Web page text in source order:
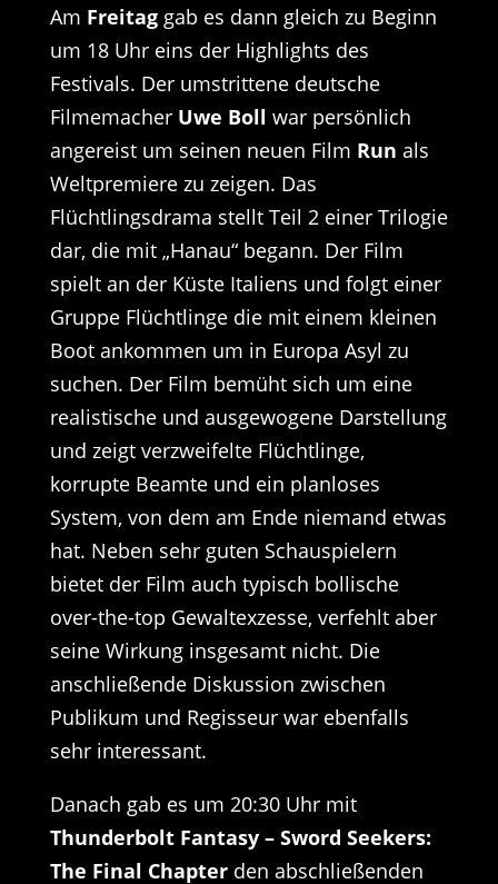
Am Freitaggab es dann gleich zu Beginn
um 18 Uhr eins der Highlights des
Festivals. Der umstrittene deutsche
Filmemacher Uwe Boll war persönlich
angereist um seinen neuen Film Run als
Weltpremiere zu zeigen. Das
Flüchtlingsdrama stellt Teil 2 einer Trilogie
dar, die mit „Hanau“ begann. Der Film
spielt an der Küste Italiens und folgt einer
Gruppe Flüchtlinge die mit einem kleinen
Boot ankommen um in Europa Asyl zu
suchen. Der Film bemüht sich um eine
realistische und ausgewogene Darstellung
und zeigt verzweifelte Flüchtlinge,
korrupte Beamte und ein planloses
System, von dem am Ende niemand etwas
hat. Neben sehr guten Schauspielern
bietet der Film auch typisch bollische
over-the-top Gewaltexzesse, verfehlt aber
seine Wirkung insgesamt nicht. Die
anschließende Diskussion zwischen
Publikum und Regisseur war ebenfalls
sehr interessant.
Danach gab es um 20:30 Uhr mit
Thunderbolt Fantasy – Sword Seekers:
The Final Chapterden abschließenden